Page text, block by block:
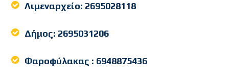
Λιμεναρχείο: 2695028118
Δήμος: 2695031206
Φαροφύλακας : 6948875436